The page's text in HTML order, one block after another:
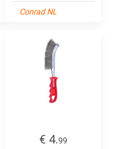
Conrad NL
€ 4.99